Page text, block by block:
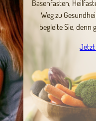
Basenfasten,
Weg zu
begleite Sie, denn